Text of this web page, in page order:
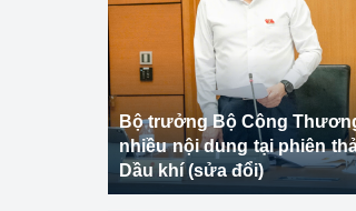
Bộ trưởng Bộ Công
nhiều nội dung tại phiên
Dầu khí (sửa đổi)